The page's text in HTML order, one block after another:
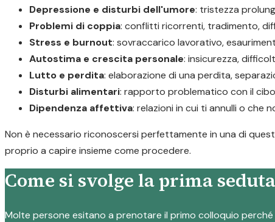
Depressione e disturbi dell'umore: tristezza
Problemi di coppia: conflitti ricorrenti, tradimento,
Stress e burnout: sovraccarico lavorativo,
Autostima e crescita personale: insicurezza,
Lutto e perdita: elaborazione di una perdita,
Disturbi alimentari: rapporto problematico con il
Dipendenza affettiva: relazioni in cui ti annulli o che
Non è necessario riconoscersi perfettamente in una di
proprio a capire insieme come procedere.
Come si svolge la prima
Molte persone esitano a prenotare il primo colloquio